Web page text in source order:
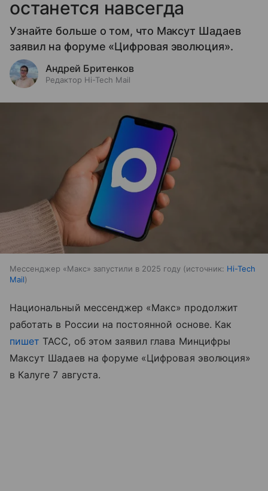
останется навсегда
Узнайте больше о том, что Максут Шадаев
заявил на форуме «Цифровая эволюция».
Андрей Бритенков
Редактор Hi-Tech Mail
Мессенджер «Макс» запустили в 2025 году источник: Hi-Tech
Mail
Национальный мессенджер «Макс» продолжит
работать в России на постоянной основе. Как
пишет ТАСС, об этом заявил глава Минцифры
Максут Шадаев на форуме «Цифровая эволюция»
в Калуге 7 августа.